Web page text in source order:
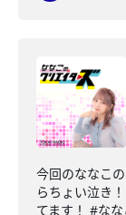
今回のななこ
らちょい泣き
てます！ #な